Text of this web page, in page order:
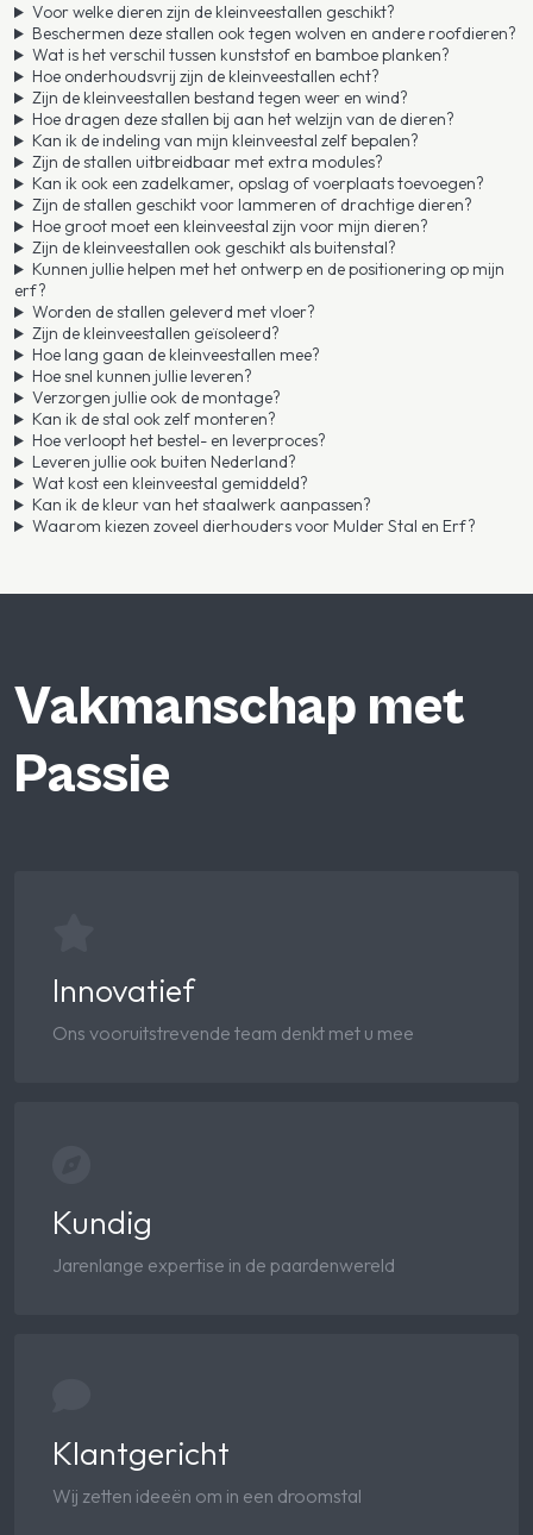
Voor welke dieren zijn de kleinveestallen geschikt?
Beschermen deze stallen ook tegen wolven en andere roofdieren?
Wat is het verschil tussen kunststof en bamboe planken?
Hoe onderhoudsvrij zijn de kleinveestallen echt?
Zijn de kleinveestallen bestand tegen weer en wind?
Hoe dragen deze stallen bij aan het welzijn van de dieren?
Kan ik de indeling van mijn kleinveestal zelf bepalen?
Zijn de stallen uitbreidbaar met extra modules?
Kan ik ook een zadelkamer, opslag of voerplaats toevoegen?
Zijn de stallen geschikt voor lammeren of drachtige dieren?
Hoe groot moet een kleinveestal zijn voor mijn dieren?
Zijn de kleinveestallen ook geschikt als buitenstal?
Kunnen jullie helpen met het ontwerp en de positionering op mijn
erf?
Worden de stallen geleverd met vloer?
Zijn de kleinveestallen geïsoleerd?
Hoe lang gaan de kleinveestallen mee?
Hoe snel kunnen jullie leveren?
Verzorgen jullie ook de montage?
Kan ik de stal ook zelf monteren?
Hoe verloopt het bestel- en leverproces?
Leveren jullie ook buiten Nederland?
Wat kost een kleinveestal gemiddeld?
Kan ik de kleur van het staalwerk aanpassen?
Waarom kiezen zoveel dierhouders voor Mulder Stal en Erf?
Vakmanschap met
Passie
Innovatief
Ons vooruitstrevende team denkt met u mee
Kundig
Jarenlange expertise in de paardenwereld
Klantgericht
Wij zetten ideeën om in een droomstal